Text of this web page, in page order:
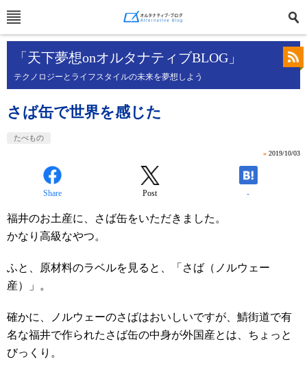
「天下夢想onオルタナティブBLOG」
テクノロジーとライフスタイルの未来を夢想しよう
さば缶で世界を感じた
たべもの
» 2019/10/03
Share Post -
福井のお土産に、さば缶をいただきました。
かなり高級なやつ。
ふと、原材料のラベルを見ると、「さば（ノルウェー
産）」。
確かに、ノルウェーのさばはおいしいですが、鯖街道で有
名な福井で作られたさば缶の中身が外国産とは、ちょっと
びっくり。